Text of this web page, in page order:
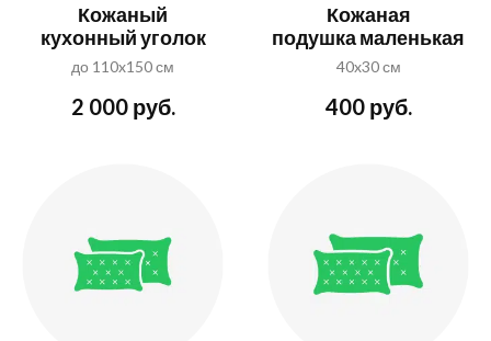
Кожаный
кухонный уголок
до 110x150 см
2 000 руб.
Кожаная
подушка маленькая
40x30 см
400 руб.